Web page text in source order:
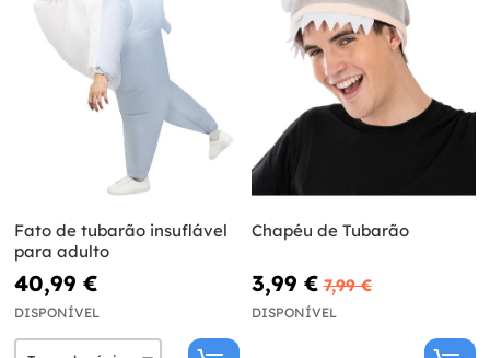
Fato de tubarão insuflável
para adulto
40,99 €
DISPONÍVEL
Chapéu de Tubarão
3,99 € 7,99 €
DISPONÍVEL